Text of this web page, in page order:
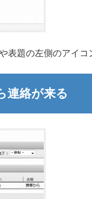
表題の左側のアイコ
連絡が来る